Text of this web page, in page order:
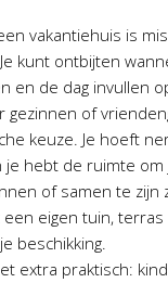
vakantiehuis is
kunt ontbijten
en de dag invullen
gezinnen of
keuze. Je hoeft
hebt de ruimte om
of samen te zijn
eigen tuin,
beschikking.
extra praktisch: